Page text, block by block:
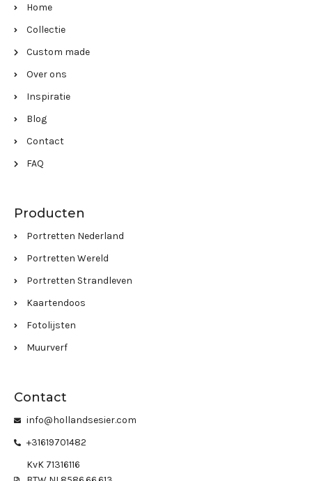
Home
Collectie
Custom made
Over ons
Inspiratie
Blog
Contact
FAQ
Producten
Portretten Nederland
Portretten Wereld
Portretten Strandleven
Kaartendoos
Fotolijsten
Muurverf
Contact
info@hollandsesier.com
+31619701482
KvK 71316116